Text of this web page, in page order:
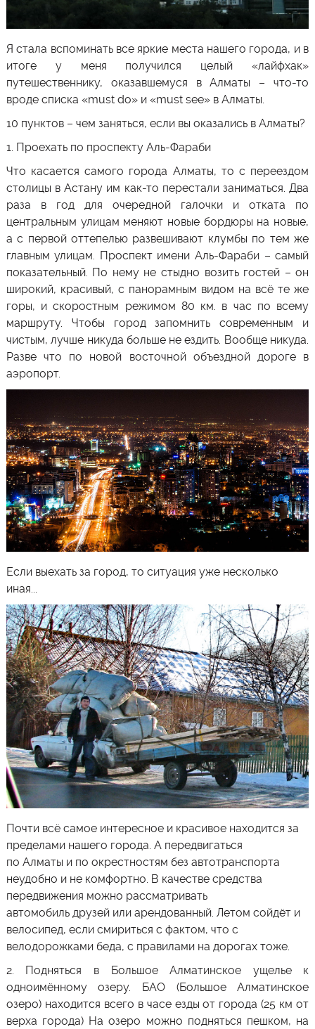
Я стала вспоминать все яркие места нашего города, и в
итоге у меня получился целый «лайфхак»
путешественнику, оказавшемуся в Алматы – что-то
вроде списка «must do» и «must see» в Алматы.
10 пунктов – чем заняться, если вы оказались в Алматы?
1. Проехать по проспекту Аль-Фараби
Что касается самого города Алматы, то с переездом
столицы в Астану им как-то перестали заниматься. Два
раза в год для очередной галочки и отката по
центральным улицам меняют новые бордюры на новые,
а с первой оттепелью развешивают клумбы по тем же
главным улицам. Проспект имени Аль-Фараби – самый
показательный. По нему не стыдно возить гостей – он
широкий, красивый, с панорамным видом на всё те же
горы, и скоростным режимом 80 км. в час по всему
маршруту. Чтобы город запомнить современным и
чистым, лучше никуда больше не ездить. Вообще никуда.
Разве что по новой восточной объездной дороге в
аэропорт.
Если выехать за город, то ситуация уже несколько
иная...
Почти всё самое интересное и красивое находится за
пределами нашего города. А передвигаться
по Алматы и по окрестностям без автотранспорта
неудобно и не комфортно. В качестве средства
передвижения можно рассматривать
автомобиль друзей или арендованный. Летом сойдёт и
велосипед, если смириться с фактом, что с
велодорожками беда, с правилами на дорогах тоже.
2. Подняться в
Большое Алматинское ущельек
одноимённому озеру.
БАО (Большое Алматинское
озеро) находится всего в часе езды от города (25 км от
верха города) На озеро можно подняться пешком, на